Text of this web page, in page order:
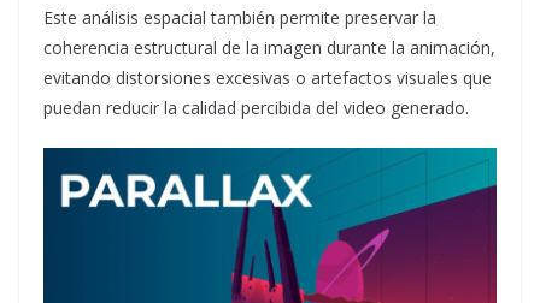
Este análisis espacial también permite preservar la
coherencia estructural de la imagen durante la animación,
evitando distorsiones excesivas o artefactos visuales que
puedan reducir la calidad percibida del video generado.